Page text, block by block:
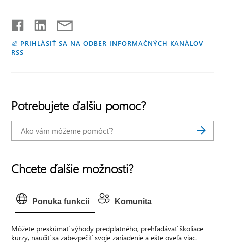
PRIHLÁSIŤ SA NA ODBER INFORMAČNÝCH KANÁLOV
RSS
Potrebujete ďalšiu pomoc?
Chcete ďalšie možnosti?
Ponuka funkcií Komunita
Môžete preskúmať výhody predplatného, prehľadávať školiace
kurzy, naučiť sa zabezpečiť svoje zariadenie a ešte oveľa viac.